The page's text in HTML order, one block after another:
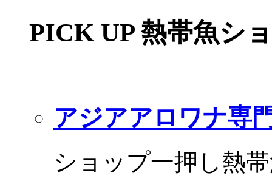
PICK UP 熱帯魚シ
アジアアロワナ専
ショップ一押し熱